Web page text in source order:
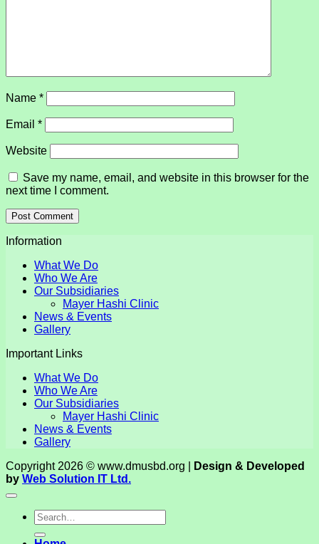
Name *
Email *
Website
Save my name, email, and website in this browser for the
next time I comment.
Information
What We Do
Who We Are
Our Subsidiaries
Mayer Hashi Clinic
News & Events
Gallery
Important Links
What We Do
Who We Are
Our Subsidiaries
Mayer Hashi Clinic
News & Events
Gallery
Copyright 2026 © www.dmusbd.org |
Design & Developed
by Web Solution IT Ltd.